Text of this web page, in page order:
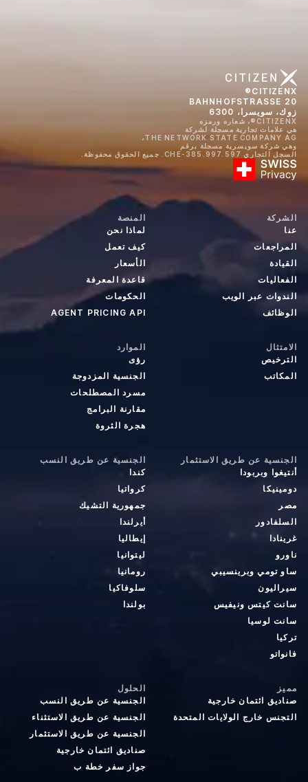
CITIZENX®
BAHNHOFSTRASSE 20
زوك، سويسرا، 6300
CITIZENX®، شعاره ورمزه
هي علامات تجارية مسجلة لشركة
THE NETWORK STATE COMPANY AG،
وهي شركة سويسرية مسجلة برقم
السجل التجاري CHE-385.997.597. جميع الحقوق محفوظة.
الشركة
عنا
المراجعات
القيادة
الفعاليات
الندوات عبر الويب
الوظائف
المنصة
لماذا نحن
كيف تعمل
الأسعار
قاعدة المعرفة
الحكومات
AGENT PRICING API
الامتثال
الترخيص
المكاتب
الموارد
رؤى
الجنسية المزدوجة
مسرد المصطلحات
مقارنة البرامج
هجرة الثروة
الجنسية عن طريق الاستثمار
أنتيغوا وبربودا
دومينيكا
مصر
السلفادور
غرينادا
ناورو
ساو تومي وبرينسيبي
سيراليون
سانت كيتس ونيفيس
سانت لوسيا
تركيا
فانواتو
الجنسية عن طريق النسب
كندا
كرواتيا
جمهورية التشيك
أيرلندا
إيطاليا
ليتوانيا
رومانيا
سلوفاكيا
بولندا
مميز
صناديق ائتمان خارجية
التجنس خارج الولايات المتحدة
الحلول
الجنسية عن طريق النسب
الجنسية عن طريق الاستثناء
الجنسية عن طريق الاستثمار
صناديق ائتمان خارجية
جواز سفر خطة ب